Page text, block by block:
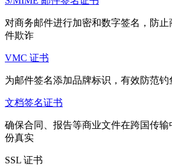
对商务邮件进行加密和数字签名，防
件欺诈
VMC 证书
为邮件签名添加品牌标识，有效防范钓
文档签名证书
确保合同、报告等商业文件在跨国传
份真实
SSL 证书